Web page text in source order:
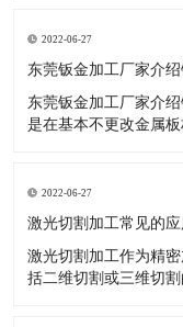
间和动能上的分光，
焊接给予了标准。
2022-06-27
东莞钣金加工厂家介
东莞钣金加工厂家介
是在基本不更改金属
以做成各种不一样样
品有着较高的強度和刚
2022-06-27
激光切割加工常见的
激光切割加工作为精
括二维切割或三维切